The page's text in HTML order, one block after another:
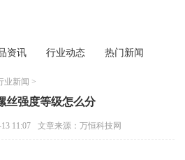
资讯 行业动态 热门新闻
业新闻 >
丝强度等级怎么分
11:07 文章来源：万恒科技网